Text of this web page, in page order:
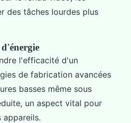
des tâches lourdes plus
l'efficacité d'un
de fabrication avancées
basses même sous
un aspect vital pour